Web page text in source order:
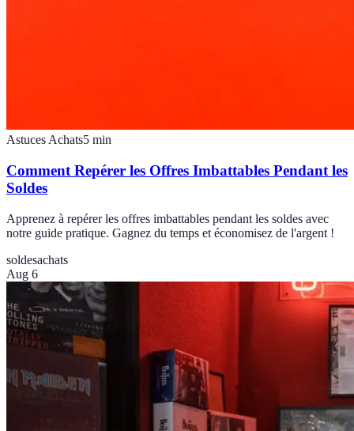
Astuces Achats5 min
Comment Repérer les Offres Imbattables Pendant les
Soldes
Apprenez à repérer les offres imbattables pendant les soldes avec
notre guide pratique. Gagnez du temps et économisez de l'argent !
soldesachats
Aug 6